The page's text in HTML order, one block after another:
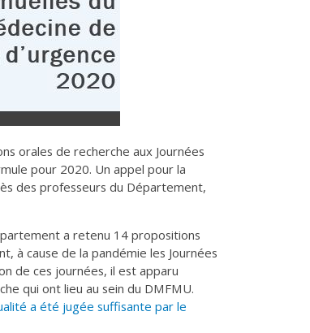
orales de recherche aux Journées
pour 2020. Un appel pour la
des professeurs du Département,
a retenu 14 propositions
à cause de la pandémie les Journées
de ces journées, il est apparu
qui ont lieu au sein du DMFMU.
a été jugée suffisante par le